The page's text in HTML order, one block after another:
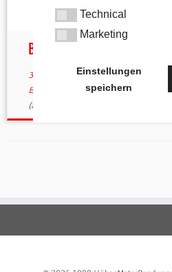
BR-Wandertag im
30. August 2019in800hmr
Bayerischer Rundfunk/BR/
(aktualisiert am
TechnicalTechnical
MarketingMarketing
Einstellungen
speichern